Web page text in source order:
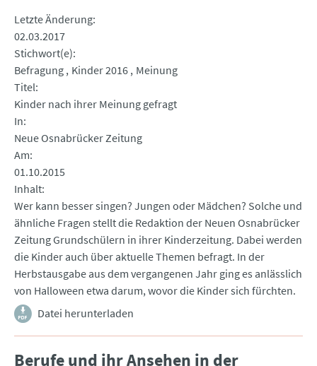
Letzte Änderung
02.03.2017
Stichwort(e)
Befragung Kinder 2016 Meinung
Titel
Kinder nach ihrer Meinung gefragt
In
Neue Osnabrücker Zeitung
Am
01.10.2015
Inhalt
Wer kann besser singen? Jungen oder Mädchen? Solche und
ähnliche Fragen stellt die Redaktion der Neuen Osnabrücker
Zeitung Grundschülern in ihrer Kinderzeitung. Dabei werden
die Kinder auch über aktuelle Themen befragt. In der
Herbstausgabe aus dem vergangenen Jahr ging es anlässlich
von Halloween etwa darum, wovor die Kinder sich fürchten.
Datei herunterladen
Berufe und ihr Ansehen in der